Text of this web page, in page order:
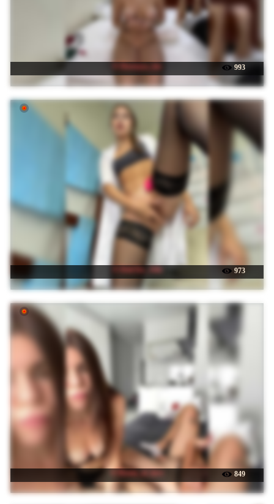
☉ Durnaya_kis 993
973
☉ Room_of_love 849